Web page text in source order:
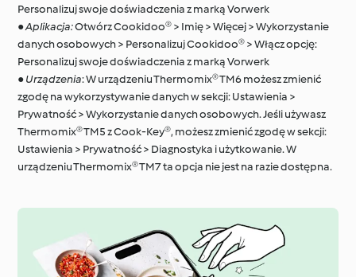
Personalizuj swoje doświadczenia z marką Vorwerk
●Aplikacja:Otwórz Cookidoo® > Imię > Więcej > Wykorzystanie
danych osobowych > Personalizuj Cookidoo® > Włącz opcję:
Personalizuj swoje doświadczenia z marką Vorwerk
●Urządzenia: W urządzeniu Thermomix® TM6 możesz zmienić
zgodę na wykorzystywanie danych w sekcji: Ustawienia >
Prywatność > Wykorzystanie danych osobowych. Jeśli używasz
Thermomix® TM5 z Cook-Key®, możesz zmienić zgodę w sekcji:
Ustawienia > Prywatność > Diagnostyka i użytkowanie. W
urządzeniu Thermomix® TM7 ta opcja nie jest na razie dostępna.